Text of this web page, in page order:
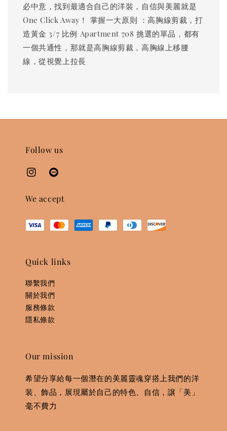
必中意，找到最適合自己的洋裝，自信與美麗就是
One Click Away！ 掌握一大原則 ：高胸線剪裁，打
造黃金 3/7 比例 Apartment 708 挑選的單品，都有
一個共通性，那就是高胸線剪裁，高胸線上移腰
線，從視覺上拉長
Follow us
We accept
Quick links
聯繫我們
關於我們
服務條款
隱私條款
Our mission
希望分享給每一個潛在的美麗靈魂穿搭上我們的洋
装、飾品，展現屬於自己的特色、自信，譲「美」
毫不費力